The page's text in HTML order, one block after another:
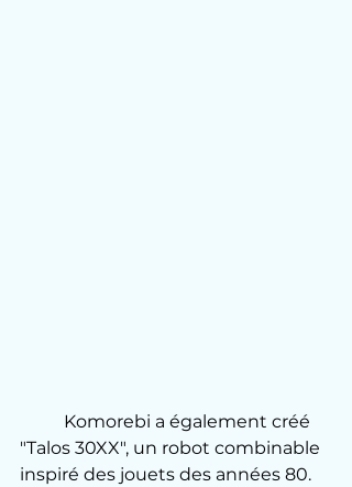
"Talos 30XX", un robot combinable
inspiré des jouets des années 80.